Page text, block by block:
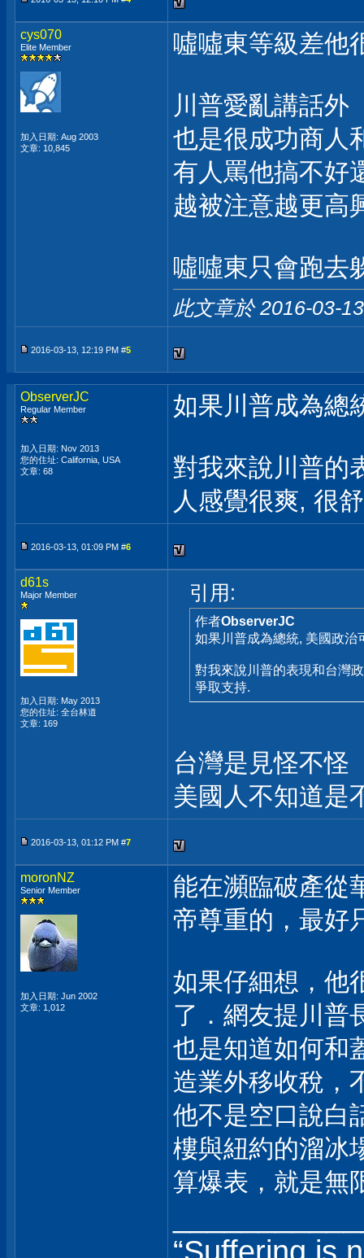
cys070
Elite Member
加入日期: Aug 2003
文章: 10,845
噓噓東等級差他
川普愛亂講話外
也是很成功商人
有人罵他搞不好
越被注意越更高
噓噓東只會跑去
此文章於 2016-03-
2016-03-13, 12:19 PM #5
ObserverJC
Regular Member
加入日期: Nov 2013
您的住址: California, USA
文章: 68
如果川普成為總
對我來說川普的
人感覺很爽, 很
2016-03-13, 01:09 PM #6
d61s
Major Member
加入日期: May 2013
您的住址: 全台林道
文章: 169
引用:
作者ObserverJC
如果川普成為總統, 美國政治
對我來說川普的表現和台灣
爭取支持.
台灣是見怪不怪
美國人不知道是
2016-03-13, 01:12 PM #7
moronNZ
Senior Member
加入日期: Jun 2002
文章: 1,012
能在瀕臨破產從
帝尊重的，最好
如果仔細想，他
了．網友提川普
也是知道如何和
造業外移收稅，
他不是空口說白
樓與紐約的溜冰
算爆表，就是無